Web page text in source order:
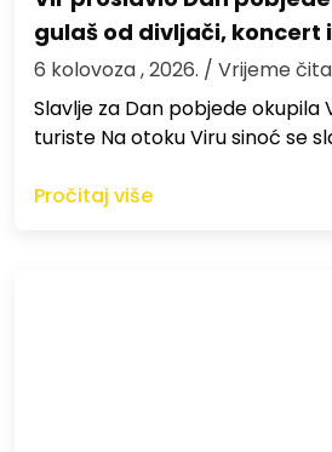
gulaš od divljači, koncert
6 kolovoza , 2026. / Vrijeme
Slavlje za Dan pobjede okupila
turiste Na otoku Viru sinoć se
Pročitaj više